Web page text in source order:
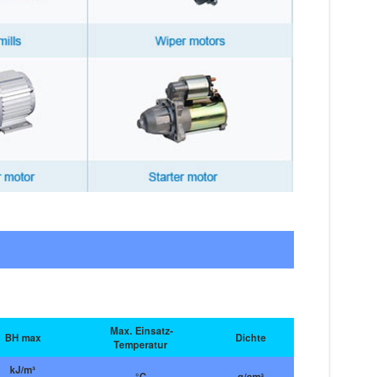
BH max
Max. Einsatz-
Temperatur
Dichte
kJ/m³